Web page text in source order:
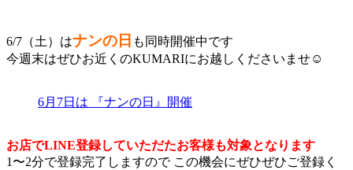
6/7（土）はナンの日 も同時開催中です
今週末はぜひお近くのKUMARIにお越しくださいませ☺️
6月7日は 『ナンの日』開催
お店でLINE登録していただたお客様も対象となります
1〜2分で登録完了しますので この機会にぜひぜひご登録く